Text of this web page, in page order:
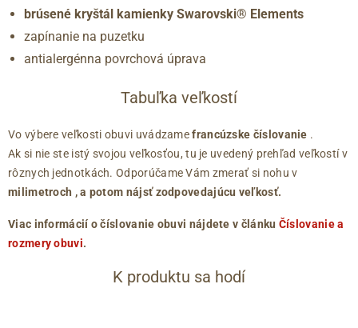
brúsené kryštál kamienky Swarovski® Elements
zapínanie na puzetku
antialergénna povrchová úprava
Tabuľka veľkostí
Vo výbere veľkosti obuvi uvádzamefrancúzske číslovanie .
Ak si nie ste istý svojou veľkosťou, tu je uvedený prehľad veľkostí v
rôznych jednotkách. Odporúčame Vám zmerať si nohu v
milimetroch , a potom nájsť zodpovedajúcu veľkosť.
Viac informácií o číslovanie obuvi nájdete v článku Číslovanie a
rozmery obuvi.
K produktu sa hodí